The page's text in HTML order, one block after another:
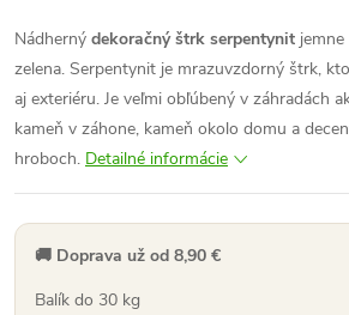
Nádherný dekoračný štrk serpentynit
zelena. Serpentynit je mrazuvzdorný štrk,
aj exteriéru. Je veľmi obľúbený v záhradách
kameň v záhone, kameň okolo domu a
hroboch. Detailné informácie
🚚 Doprava už od 8,90 €
Balík do 30 kg